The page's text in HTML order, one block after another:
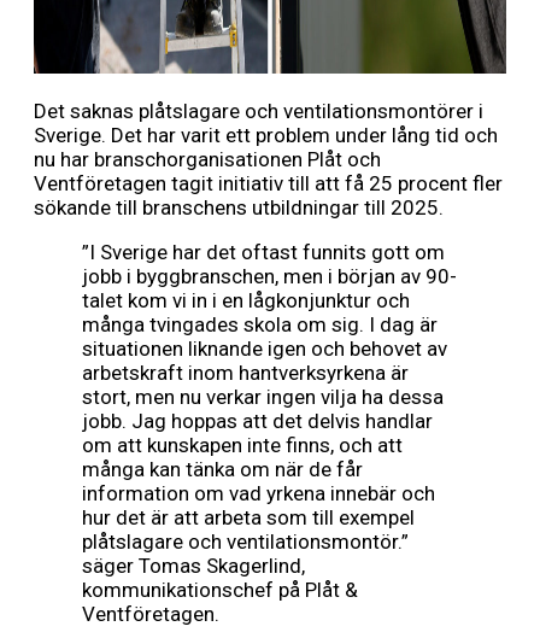
Det saknas plåtslagare och ventilationsmontörer i
Sverige. Det har varit ett problem under lång tid och
nu har branschorganisationen Plåt och
Ventföretagen tagit initiativ till att få 25 procent fler
sökande till branschens utbildningar till 2025.
”I Sverige har det oftast funnits gott om
jobb i byggbranschen, men i början av 90-
talet kom vi in i en lågkonjunktur och
många tvingades skola om sig. I dag är
situationen liknande igen och behovet av
arbetskraft inom hantverksyrkena är
stort, men nu verkar ingen vilja ha dessa
jobb. Jag hoppas att det delvis handlar
om att kunskapen inte finns, och att
många kan tänka om när de får
information om vad yrkena innebär och
hur det är att arbeta som till exempel
plåtslagare och ventilationsmontör.”
säger Tomas Skagerlind,
kommunikationschef på Plåt &
Ventföretagen.